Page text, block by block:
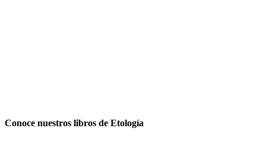
Conoce nuestros libros de Etología